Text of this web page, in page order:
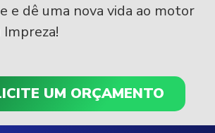
e dê uma nova vida ao motor
UM ORÇAMENTO